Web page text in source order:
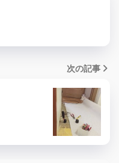
次の記事